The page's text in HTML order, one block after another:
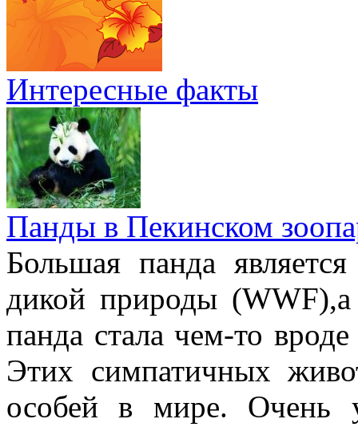
Интересные факты
Панды в Пекинском
Большая панда
дикой природы
панда стала чем-то
Этих симпатичных
особей в мире. Очень